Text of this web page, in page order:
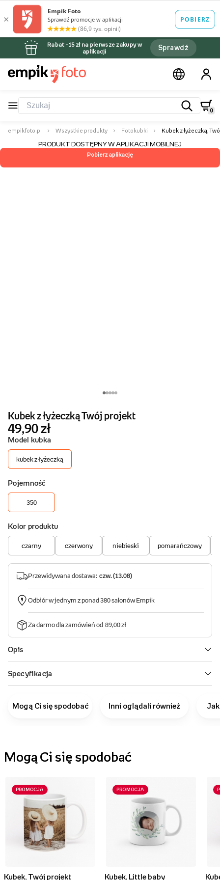
Rabat –15 zł na pierwsze zakupy w
aplikacji
Sprawdź
0
empikfoto.pl Wszystkie produkty Fotokubki Kubek z łyżeczką,
PRODUKT DOSTĘPNY W APLIKACJI MOBILNEJ
Pobierz aplikację
Mogą Ci się spodobać Inni oglądali również
Mogą Ci się spodobać
PROMOCJA
Kubek, Twój projekt
PROMOCJA
Kubek, Little baby